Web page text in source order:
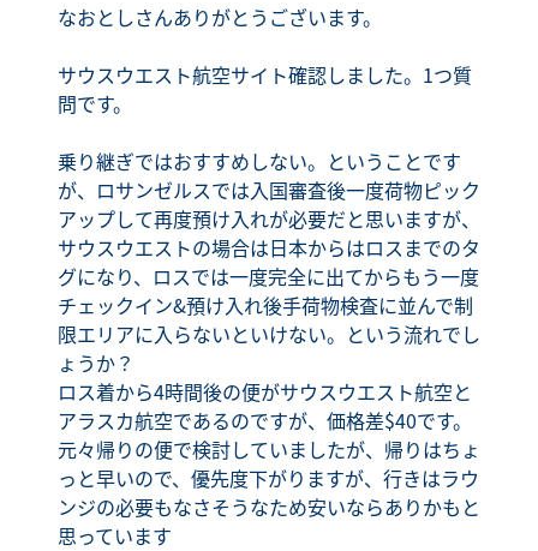
なおとしさんありがとうございます。
サウスウエスト航空サイト確認しました。1つ質
問です。
乗り継ぎではおすすめしない。ということです
が、ロサンゼルスでは入国審査後一度荷物ピック
アップして再度預け入れが必要だと思いますが、
サウスウエストの場合は日本からはロスまでのタ
グになり、ロスでは一度完全に出てからもう一度
チェックイン&預け入れ後手荷物検査に並んで制
限エリアに入らないといけない。という流れでし
ょうか？
ロス着から4時間後の便がサウスウエスト航空と
アラスカ航空であるのですが、価格差$40です。
元々帰りの便で検討していましたが、帰りはちょ
っと早いので、優先度下がりますが、行きはラウ
ンジの必要もなさそうなため安いならありかもと
思っています